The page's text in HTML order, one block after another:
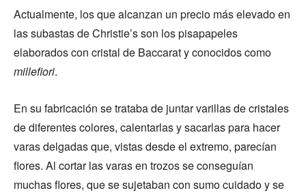
Actualmente, los que alcanzan un precio más elevado en
las subastas de Christie’s son los pisapapeles
elaborados con cristal de Baccarat y conocidos como
millefiori.
En su fabricación se trataba de juntar varillas de cristales
de diferentes colores, calentarlas y sacarlas para hacer
varas delgadas que, vistas desde el extremo, parecían
flores. Al cortar las varas en trozos se conseguían
muchas flores, que se sujetaban con sumo cuidado y se